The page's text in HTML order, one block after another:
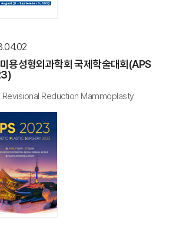
용성형외과학회 국제학술대회(APS
Revisional Reduction Mammoplasty